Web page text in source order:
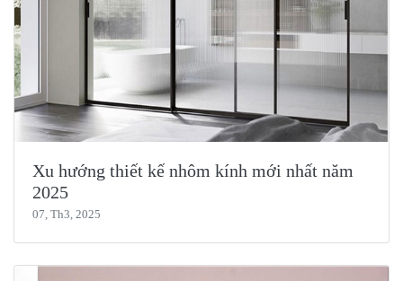
Xu hướng thiết kế nhôm kính mới nhất năm
2025
07, Th3, 2025